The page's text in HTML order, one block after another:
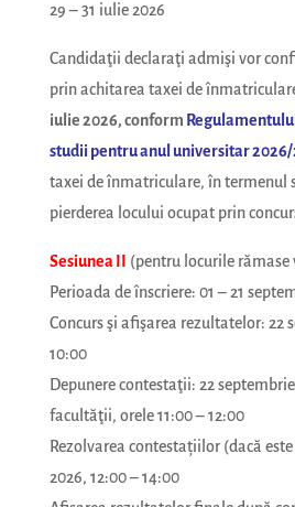
29 – 31 iulie 2026
Candidaţii declaraţi admişi vor
prin achitarea taxei de
iulie 2026, conform
studii pentru anul universitar 2026/
taxei de înmatriculare, în termenul
pierderea locului ocupat prin
Sesiunea II (pentru locurile rămase
Perioada de înscriere: 01 – 21
Concurs şi afişarea rezultatelor: 22
10:00
Depunere contestaţii: 22
facultăţii, orele 11:00 – 12:00
Rezolvarea contestațiilor (dacă
2026, 12:00 – 14:00